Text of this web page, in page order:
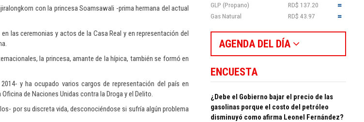
con la princesa Soamsawali -prima hermana del actual
las ceremonias y actos de la Casa Real y en representación del
la princesa, amante de la hípica, también se formó en
y ha ocupado varios cargos de representación del país en
de Naciones Unidas contra la Droga y el Delito.
por su discreta vida, desconociéndose si sufría algún problema
GLP (Propano)
RD$ 137.20
Gas Natural
RD$ 43.97
AGENDA DEL DÍA
ENCUESTA
¿Debe el Gobierno bajar el precio de las
gasolinas porque el costo del petróleo
disminuyó como afirma Leonel Fernández?